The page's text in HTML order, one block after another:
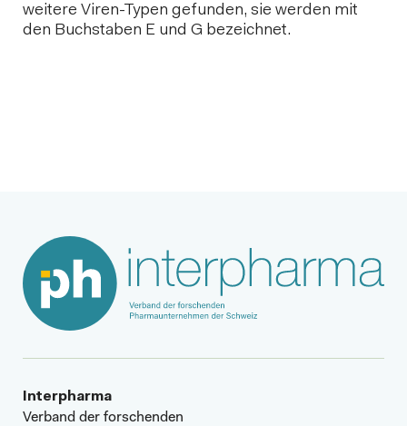
weitere Viren-Typen gefunden, sie werden mit
den Buchstaben E und G bezeichnet.
Interpharma
Verband der forschenden